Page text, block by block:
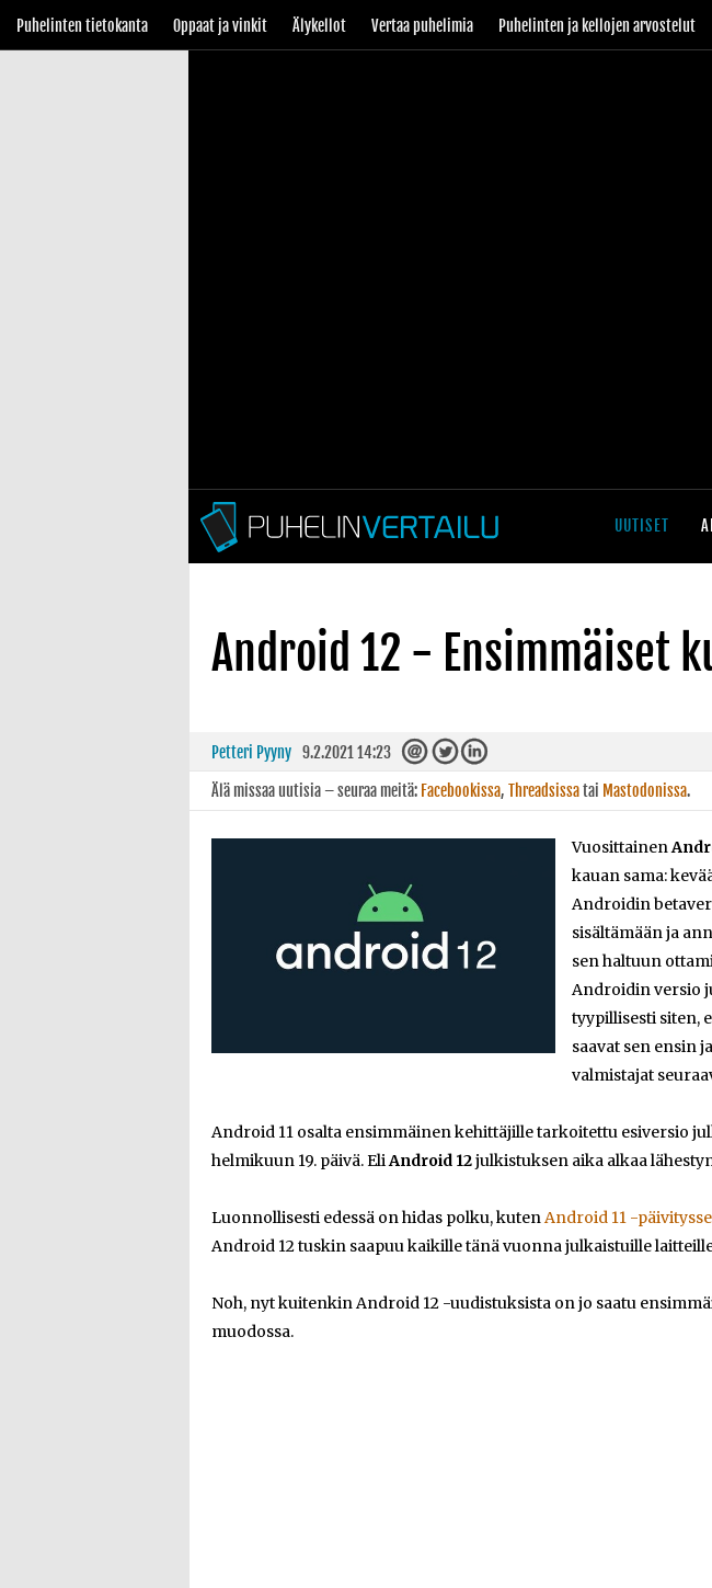
Puhelinten tietokanta Oppaat ja vinkit Älykellot Vertaa puhelimia Puhelinten ja kellojen arvostelut
UUTISET
Android 12 - Ensimmäiset
Petteri Pyyny 9.2.2021 14:23
Älä missaa uutisia – seuraa meitä: Facebookissa, Threadsissatai Mastodonissa.
Vuosittainen
kauan sama:
Androidin
sisältämään ja
sen haltuun
Androidin versio
tyypillisesti siten,
saavat sen ensin
valmistajat
Android 11 osalta ensimmäinen kehittäjille tarkoitettu esiversio
helmikuun 19. päivä. EliAndroid 12julkistuksen aika alkaa
Luonnollisesti edessä on hidas polku, kutenAndroid 11 -
Android 12 tuskin saapuu kaikille tänä vuonna julkaistuille
Noh, nyt kuitenkin Android 12 -uudistuksista on jo saatu
muodossa.